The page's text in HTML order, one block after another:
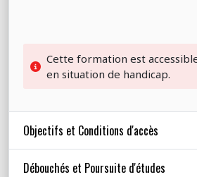
Cette formation est
en situation de handicap.
Objectifs et Conditions d'accès
Débouchés et Poursuite d'études